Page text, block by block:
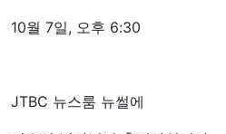
10월 7일, 오후 6:30
JTBC 뉴스룸 뉴썰에